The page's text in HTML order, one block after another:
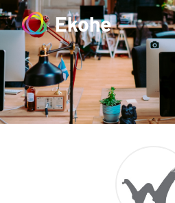
Ekohe